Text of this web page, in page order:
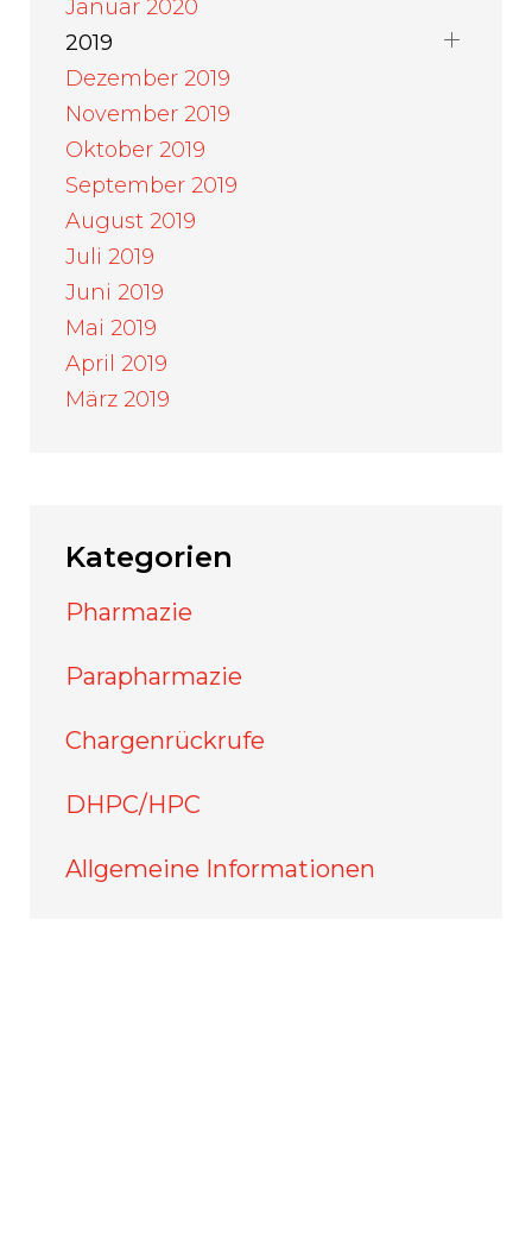
Januar 2020
2019
Dezember 2019
November 2019
Oktober 2019
September 2019
August 2019
Juli 2019
Juni 2019
Mai 2019
April 2019
März 2019
Kategorien
Pharmazie
Parapharmazie
Chargenrückrufe
DHPC/HPC
Allgemeine Informationen